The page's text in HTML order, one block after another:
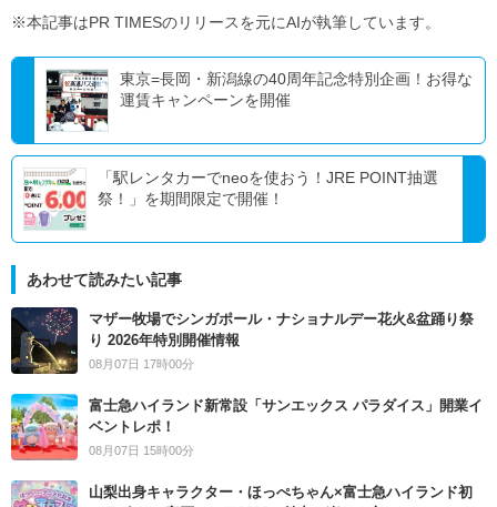
※本記事はPR TIMESのリリースを元にAIが執筆しています。
東京=長岡・新潟線の40周年記念特別企画！お得な
運賃キャンペーンを開催
「駅レンタカーでneoを使おう！JRE POINT抽選
祭！」を期間限定で開催！
あわせて読みたい記事
マザー牧場でシンガポール・ナショナルデー花火&盆踊り祭
り 2026年特別開催情報
08月07日 17時00分
富士急ハイランド新常設「サンエックス パラダイス」開業イ
ベントレポ！
08月07日 15時00分
山梨出身キャラクター・ほっぺちゃん×富士急ハイランド初